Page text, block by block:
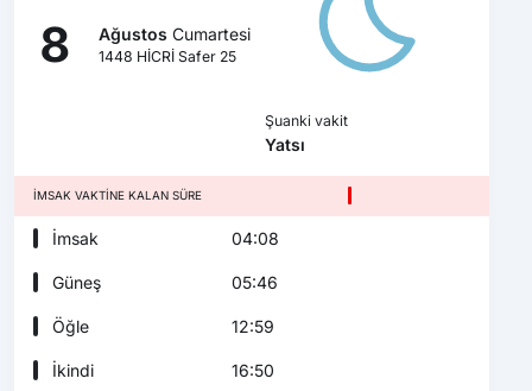
8 Ağustos Cumartesi
1448 HİCRİ Safer 25
Şuanki vakit
Yatsı
İMSAK VAKTINE KALAN SÜRE
İmsak 04:08
Güneş 05:46
Öğle 12:59
İkindi 16:50